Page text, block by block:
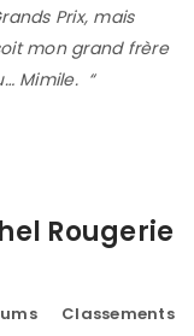
Prix, mais
mon grand frère
Mimile. “
Rougerie
Classements